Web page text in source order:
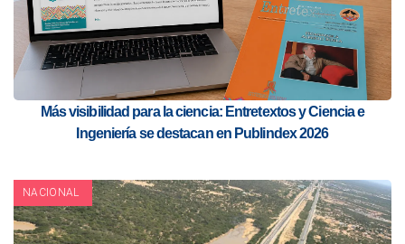
Más visibilidad para la ciencia: Entretextos y Ciencia e
Ingeniería se destacan en Publindex 2026
NACIONAL